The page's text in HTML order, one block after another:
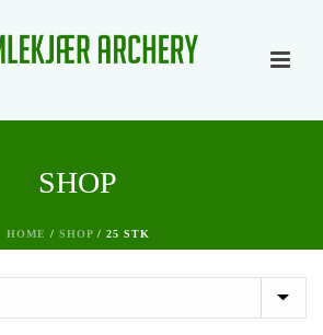
SHOP
HOME / SHOP/ 25 STK